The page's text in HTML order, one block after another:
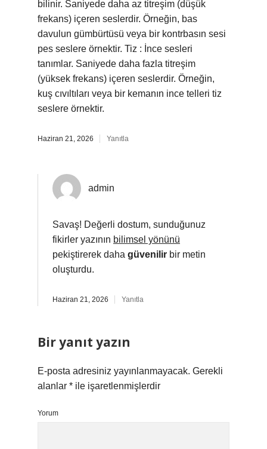
bilinir. Saniyede daha az titreşim (düşük
frekans) içeren seslerdir. Örneğin, bas
davulun gümbürtüsü veya bir kontrbasın sesi
pes seslere örnektir. Tiz : İnce sesleri
tanımlar. Saniyede daha fazla titreşim
(yüksek frekans) içeren seslerdir. Örneğin,
kuş cıvıltıları veya bir kemanın ince telleri tiz
seslere örnektir.
Haziran 21, 2026 Yanıtla
admin
Savaş! Değerli dostum, sunduğunuz
fikirler yazının bilimsel yönünü
pekiştirerek daha güvenilir bir metin
oluşturdu.
Haziran 21, 2026 Yanıtla
Bir yanıt yazın
E-posta adresiniz yayınlanmayacak. Gerekli
alanlar * ile işaretlenmişlerdir
Yorum